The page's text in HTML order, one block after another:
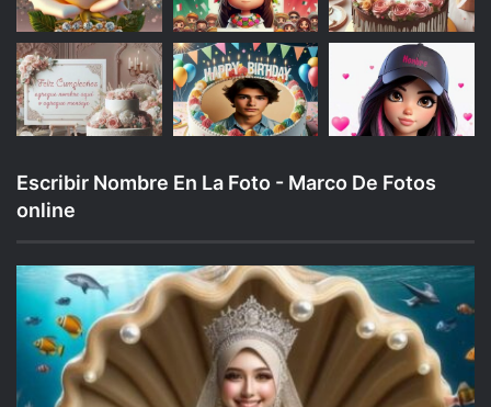
Escribir Nombre En La Foto - Marco De Fotos
online